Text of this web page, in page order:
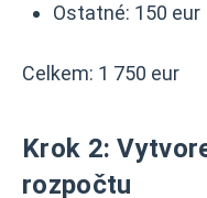
Ostatné: 150 eur
Celkem: 1 750 eur
Krok 2:
rozpočtu